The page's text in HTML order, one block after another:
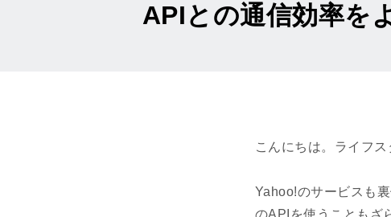
APIとの通信効率を
こんにちは。ライフ
Yahoo!のサービスも
のAPIを使うこともざ